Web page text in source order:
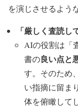
を演じさせるよう
「厳しく査読し
AIの役割は「
書の良い点と
す。そのため
い指摘に留ま
体を俯瞰して